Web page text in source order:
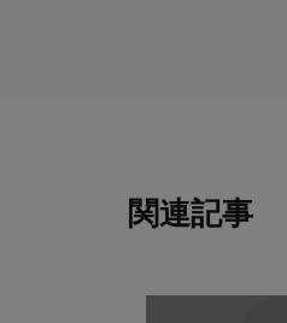
関連記事